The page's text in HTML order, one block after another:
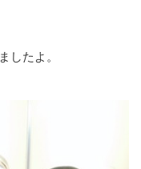
したよ。